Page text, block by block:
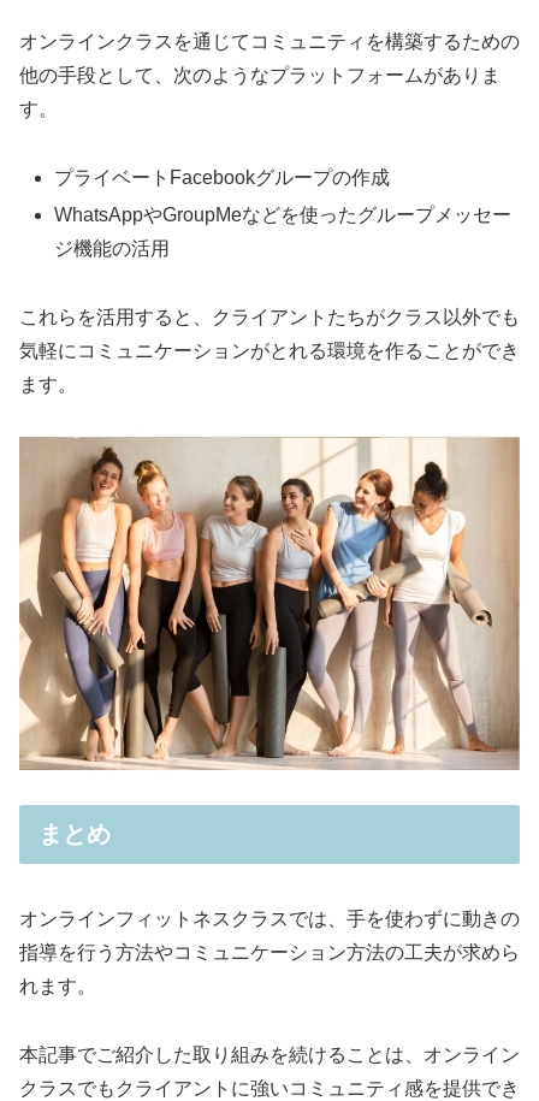
オンラインクラスを通じてコミュニティを構築するための
他の手段として、次のようなプラットフォームがありま
す。
プライベートFacebookグループの作成
WhatsAppやGroupMeなどを使ったグループメッセー
ジ機能の活用
これらを活用すると、クライアントたちがクラス以外でも
気軽にコミュニケーションがとれる環境を作ることができ
ます。
まとめ
オンラインフィットネスクラスでは、手を使わずに動きの
指導を行う方法やコミュニケーション方法の工夫が求めら
れます。
本記事でご紹介した取り組みを続けることは、オンライン
クラスでもクライアントに強いコミュニティ感を提供でき